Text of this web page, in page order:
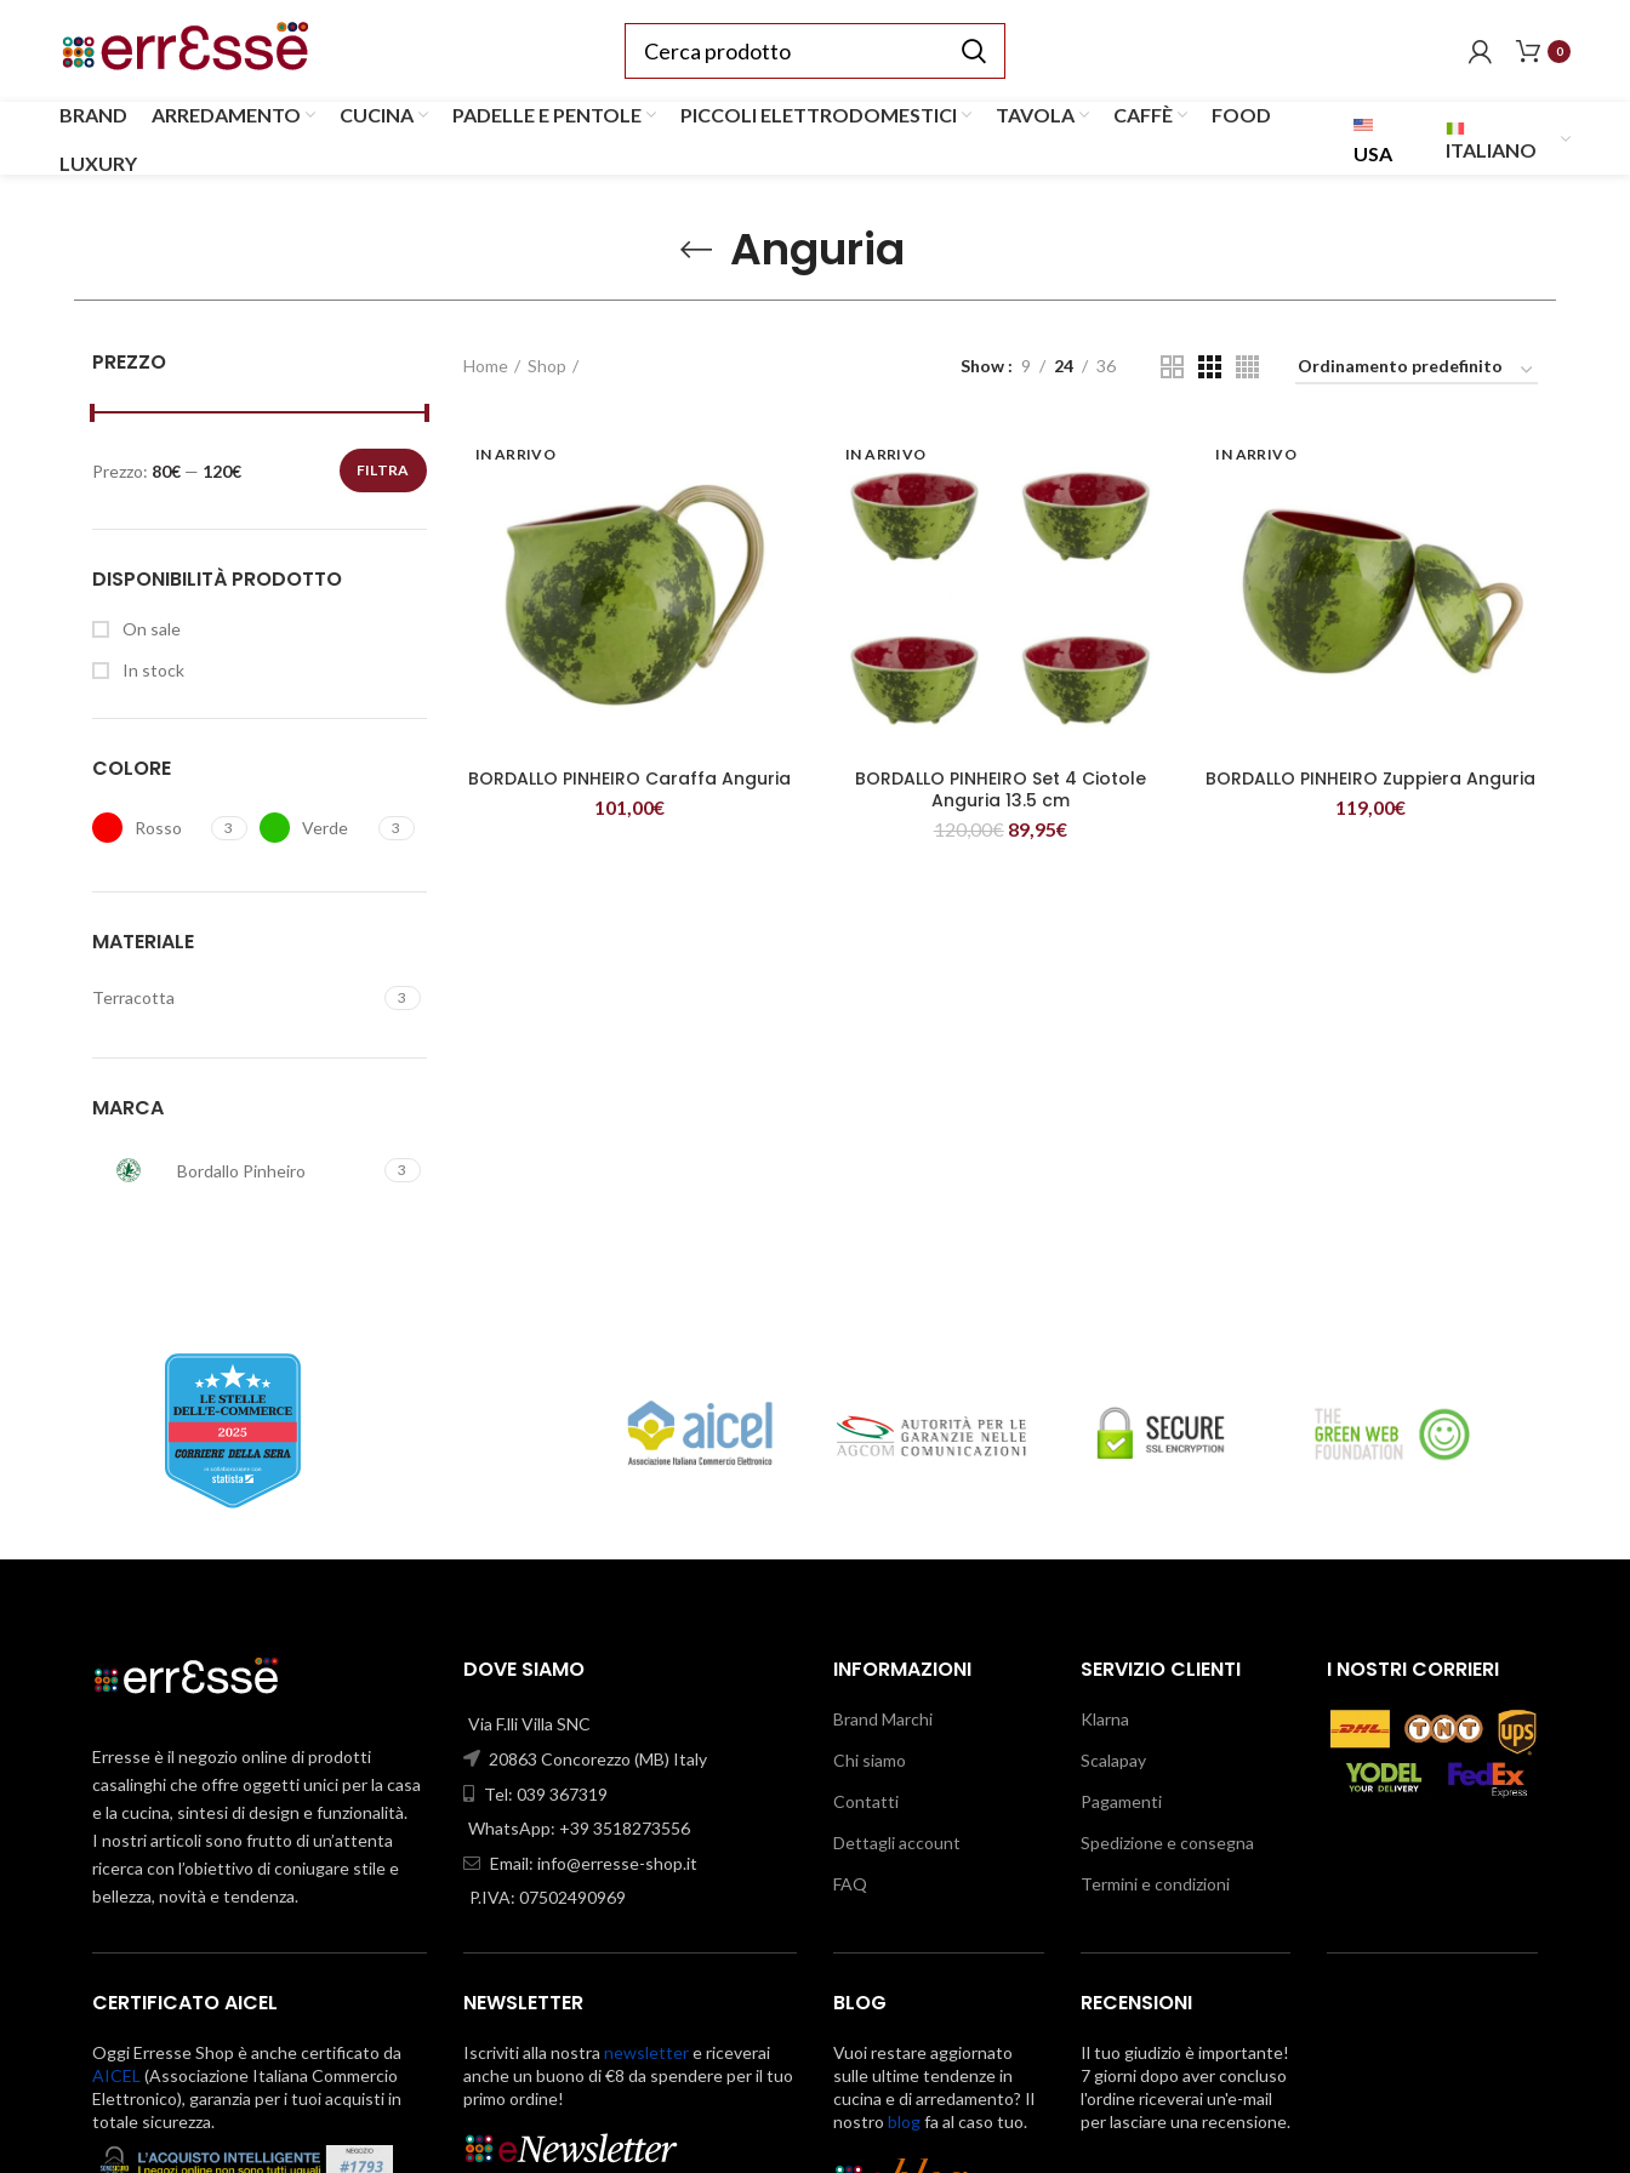
0
BRAND ARREDAMENTO CUCINA PADELLE E PENTOLE PICCOLI ELETTRODOMESTICI TAVOLA CAFFÈ FOOD
LUXURY USA ITALIANO
Anguria
PREZZO
FILTRA
Prezzo: 80€ — 120€
DISPONIBILITÀ PRODOTTO
On sale
In stock
COLORE
Rosso 3 Verde 3
MATERIALE
Terracotta 3
MARCA
Bordallo Pinheiro 3
Home Shop Show 9 24 36
IN ARRIVO
LEGGI TUTTO
BORDALLO PINHEIRO Caraffa Anguria
101,00€
IN ARRIVO
LEGGI TUTTO
BORDALLO PINHEIRO Set 4 Ciotole
Anguria 13.5 cm
120,00€ 89,95€
IN ARRIVO
LEGGI TUTTO
BORDALLO PINHEIRO Zuppiera Anguria
119,00€
Erresse è il negozio online di prodotti
casalinghi che offre oggetti unici per la casa
e la cucina, sintesi di design e funzionalità.
I nostri articoli sono frutto di un’attenta
ricerca con l’obiettivo di coniugare stile e
bellezza, novità e tendenza.
CERTIFICATO AICEL
Oggi Erresse Shop è anche certificato da
AICEL (Associazione Italiana Commercio
Elettronico), garanzia per i tuoi acquisti in
totale sicurezza.
DOVE SIAMO
Via F.lli Villa SNC
20863 Concorezzo (MB) Italy
Tel: 039 367319
WhatsApp: +39 3518273556
Email: info@erresse-shop.it
P.IVA: 07502490969
NEWSLETTER
Iscriviti alla nostra newslettere riceverai
anche un buono di €8 da spendere per il tuo
primo ordine!
INFORMAZIONI
Brand Marchi
Chi siamo
Contatti
Dettagli account
FAQ
BLOG
Vuoi restare aggiornato
sulle ultime tendenze in
cucina e di arredamento? Il
nostro blogfa al caso tuo.
SERVIZIO CLIENTI
Klarna
Scalapay
Pagamenti
Spedizione e consegna
Termini e condizioni
RECENSIONI
Il tuo giudizio è importante!
7 giorni dopo aver concluso
l'ordine riceverai un'e-mail
per lasciare una recensione.
I NOSTRI CORRIERI